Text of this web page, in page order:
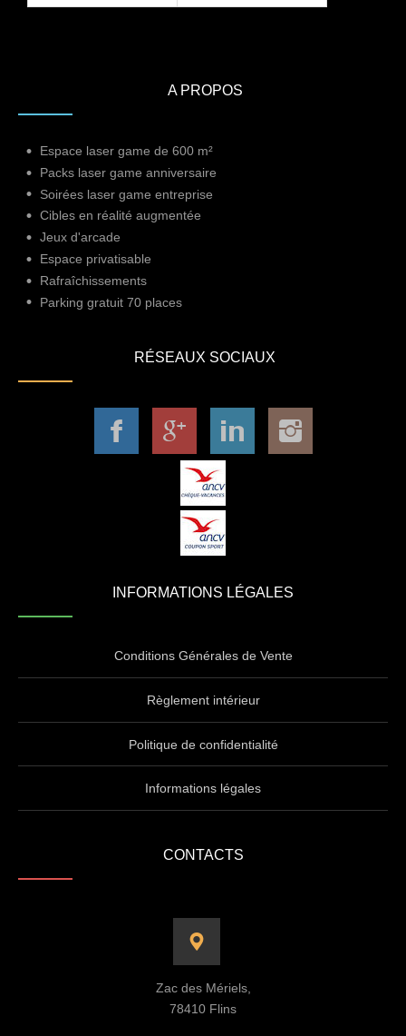
A PROPOS
Espace laser game de 600 m²
Packs laser game anniversaire
Soirées laser game entreprise
Cibles en réalité augmentée
Jeux d'arcade
Espace privatisable
Rafraîchissements
Parking gratuit 70 places
RÉSEAUX SOCIAUX
INFORMATIONS LÉGALES
Conditions Générales de Vente
Règlement intérieur
Politique de confidentialité
Informations légales
CONTACTS
Zac des Mériels,
78410 Flins